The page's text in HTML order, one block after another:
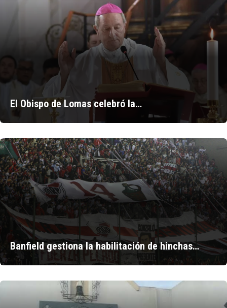
El Obispo de Lomas celebró la…
Banfield gestiona la habilitación de hinchas…